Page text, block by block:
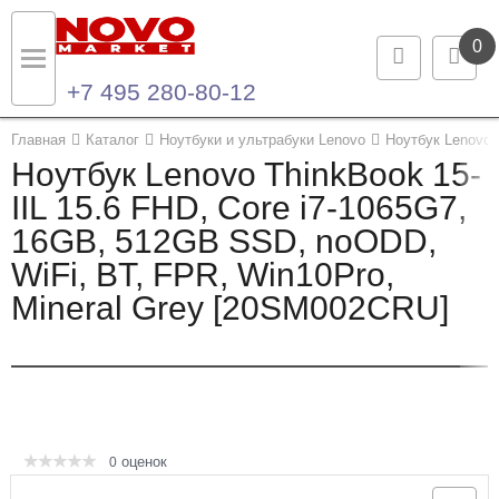
0
+7 495 280-80-12
Главная Каталог Ноутбуки и ультрабуки Lenovo Ноутбук
Ноутбук Lenovo ThinkBook 15-
IIL 15.6 FHD, Core i7-1065G7,
16GB, 512GB SSD, noODD,
WiFi, BT, FPR, Win10Pro,
Mineral Grey [20SM002CRU]
0 оценок
Назад
Каталог продукции
Ноутбуки и ультрабуки
Компьютеры
Назад
Контакты
Контактная информация